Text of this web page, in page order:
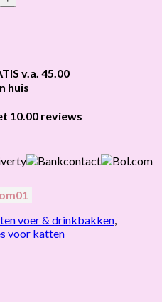
v.a. 45.00
een pakket 5,95 en
verzonden.
huis
je bestelt vóór 13:00, wordt
Je hebt28 dagen
10.00 reviews
voer & drinkbakken
voor katten